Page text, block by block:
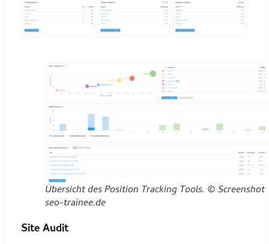
Übersicht des Position Tracking Tools. © Screenshot
seo-trainee.de
Site Audit